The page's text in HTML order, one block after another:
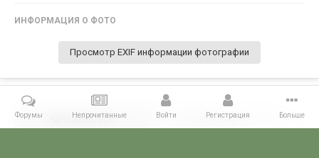
ИНФОРМАЦИЯ О ФОТО
Просмотр EXIF информации фотографии
Поделиться Подписчики 0
Форумы Непрочитанные Войти Регистрация Больше